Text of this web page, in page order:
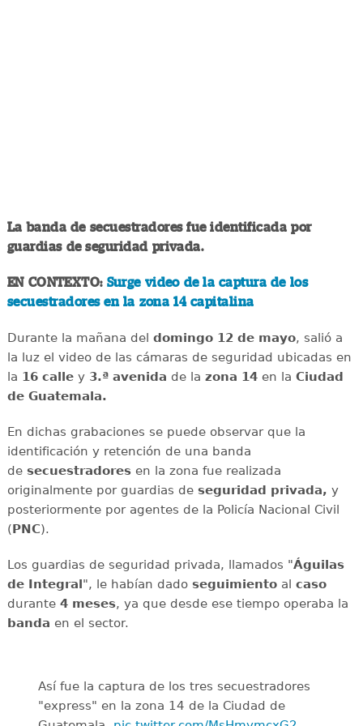
La banda de secuestradores fue identificada por
guardias de seguridad privada.
EN CONTEXTO: Surge video de la captura de los
secuestradores en la zona 14 capitalina
Durante la mañana del domingo 12 de mayo, salió a
la luz el video de las cámaras de seguridad ubicadas en
la 16 calley 3.ª avenida de la zona 14en la Ciudad
de Guatemala.
En dichas grabaciones se puede observar que la
identificación y retención de una banda
de secuestradoresen la zona fue realizada
originalmente por guardias de seguridad privada, y
posteriormente por agentes de la Policía Nacional Civil
(PNC).
Los guardias de seguridad privada, llamados "Águilas
de Integral", le habían dado seguimientoal caso
durante 4 meses, ya que desde ese tiempo operaba la
banda en el sector.
Así fue la captura de los tres secuestradores
"express" en la zona 14 de la Ciudad de